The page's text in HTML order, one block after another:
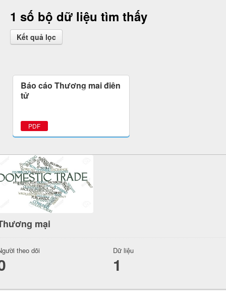
1 số bộ dữ liệu tìm thấy
Kết quả lọc
Báo cáo Thương mại điện
tử
PDF
mại
theo dõi Dữ liệu
1